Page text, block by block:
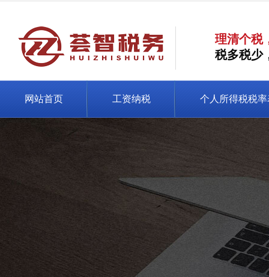
理清个税
税多税少
网站首页 工资纳税 个人所得税税率